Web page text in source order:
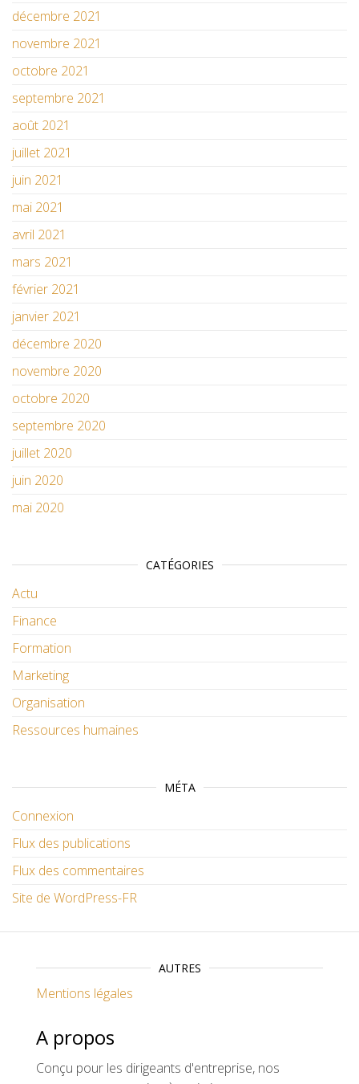
décembre 2021
novembre 2021
octobre 2021
septembre 2021
août 2021
juillet 2021
juin 2021
mai 2021
avril 2021
mars 2021
février 2021
janvier 2021
décembre 2020
novembre 2020
octobre 2020
septembre 2020
juillet 2020
juin 2020
mai 2020
CATÉGORIES
Actu
Finance
Formation
Marketing
Organisation
Ressources humaines
MÉTA
Connexion
Flux des publications
Flux des commentaires
Site de WordPress-FR
AUTRES
Mentions légales
A propos
Conçu pour les dirigeants d'entreprise, nos